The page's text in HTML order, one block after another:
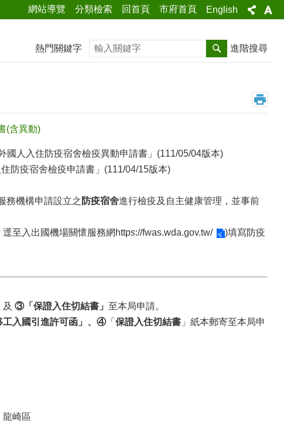
網站導覽 分類檢索 回首頁 市府首頁 English
熱門關鍵字 搜尋 進階搜尋
(含異動)
國人入住防疫宿舍檢疫異動申請書」(111/05/04版本)
防疫宿舍檢疫申請書」(111/04/15版本)
務機構申請設立之 防疫宿舍進行檢疫及自主健康管理，並事前
逕至入出國機場關懷服務網 https://fwas.wda.gov.tw/
)填寫防疫
及 ③「保證入住切結書」 至本局申請。
入國引進許可函」、④「 保證入住切結書 」紙本郵寄至本局申
龍崎區